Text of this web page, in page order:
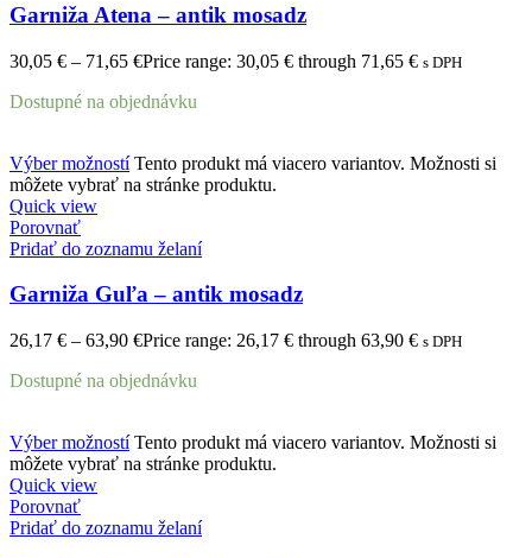
Garniža Atena – antik mosadz
30,05 € – 71,65 €Price range: 30,05 € through 71,65 € s DPH
Dostupné na objednávku
Výber možností Tento produkt má viacero variantov. Možnosti si
môžete vybrať na stránke produktu.
Quick view
Porovnať
Pridať do zoznamu želaní
Garniža Guľa – antik mosadz
26,17 € – 63,90 €Price range: 26,17 € through 63,90 € s DPH
Dostupné na objednávku
Výber možností Tento produkt má viacero variantov. Možnosti si
môžete vybrať na stránke produktu.
Quick view
Porovnať
Pridať do zoznamu želaní